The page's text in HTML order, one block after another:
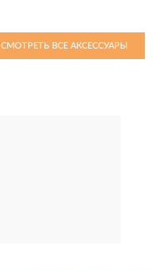
СМОТРЕТЬ ВСЕ АКСЕССУАРЫ